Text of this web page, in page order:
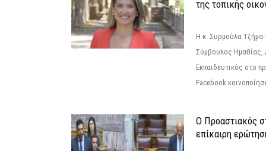
της τοπικής
Η κ. Συρμούλα
Σύμβουλος Ημαθίας,
Εκπαιδευτικός στο
Facebook
Ο Προαστιακός
επίκαιρη